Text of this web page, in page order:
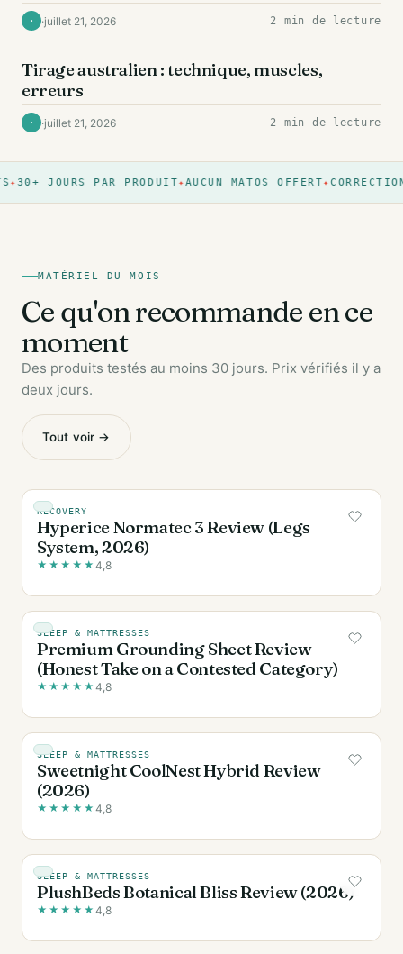
· ·juillet 21, 2026 2 min de lecture
Tirage australien : technique, muscles,
erreurs
· ·juillet 21, 2026 2 min de lecture
30+ JOURS PAR PRODUIT AUCUN MATOS OFFERT
MATÉRIEL DU MOIS
Ce qu'on recommande en ce
moment
Des produits testés au moins 30 jours. Prix vérifiés il y a
deux jours.
Tout voir →
RECOVERY
Hyperice Normatec 3 Review (Legs
System, 2026)
★ ★ ★ ★ ★ 4,8
SLEEP & MATTRESSES
Premium Grounding Sheet Review
(Honest Take on a Contested Category)
★ ★ ★ ★ ★ 4,8
SLEEP & MATTRESSES
Sweetnight CoolNest Hybrid Review
(2026)
★ ★ ★ ★ ★ 4,8
SLEEP & MATTRESSES
PlushBeds Botanical Bliss Review (2026)
★ ★ ★ ★ ★ 4,8